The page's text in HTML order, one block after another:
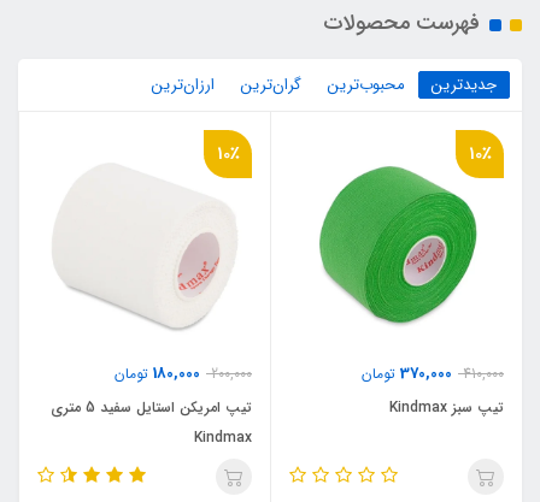
فهرست محصولات
جدیدترین محبوب‌ترین گران‌ترین ارزان‌ترین
10٪
410,000
370,000 تومان
تیپ سبز Kindmax
10٪
200,000
180,000 تومان
تيپ امريکن استايل سفيد 5 متري
Kindmax